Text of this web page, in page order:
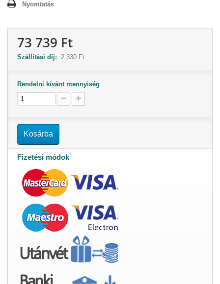
Nyomtatás
73 739 Ft
Szállítási díj: 2 330 Ft
Rendelni kívánt mennyiség
Kosárba
Fizetési módok